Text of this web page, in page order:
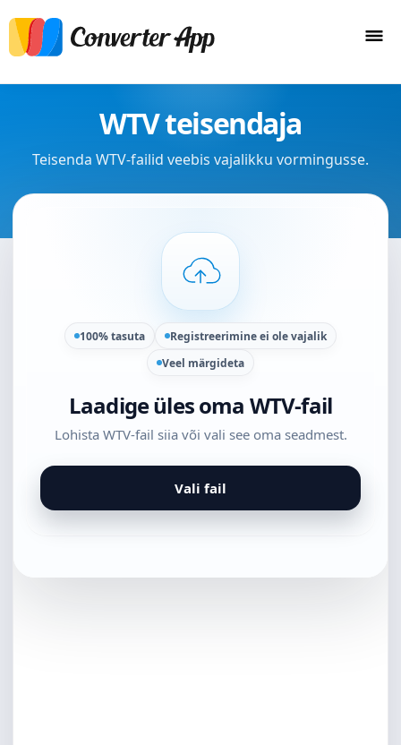
WTV teisendaja
Teisenda WTV-failid veebis vajalikku vormingusse.
100% tasuta
Registreerimine ei ole vajalik
Veel märgideta
Laadige üles oma WTV-fail
Lohista WTV-fail siia või vali see oma seadmest.
Vali fail